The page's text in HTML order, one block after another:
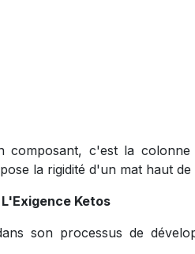
composant, c'est la
la rigidité d'un mat haut de
Ketos
son processus de